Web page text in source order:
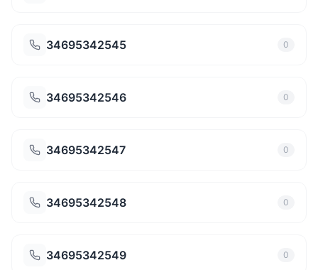
34695342545 0
34695342546 0
34695342547 0
34695342548 0
34695342549 0